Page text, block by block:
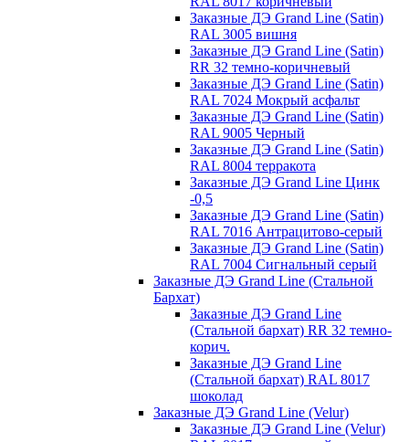
Заказные ДЭ Grand Line (Satin)
RAL 3005 вишня
Заказные ДЭ Grand Line (Satin)
RR 32 темно-коричневый
Заказные ДЭ Grand Line (Satin)
RAL 7024 Мокрый асфальт
Заказные ДЭ Grand Line (Satin)
RAL 9005 Черный
Заказные ДЭ Grand Line (Satin)
RAL 8004 терракота
Заказные ДЭ Grand Line Цинк
-0,5
Заказные ДЭ Grand Line (Satin)
RAL 7016 Антрацитово-серый
Заказные ДЭ Grand Line (Satin)
RAL 7004 Сигнальный серый
Заказные ДЭ Grand Line (Стальной
Бархат)
Заказные ДЭ Grand Line
(Стальной бархат) RR 32 темно-
корич.
Заказные ДЭ Grand Line
(Стальной бархат) RAL 8017
шоколад
Заказные ДЭ Grand Line (Velur)
Заказные ДЭ Grand Line (Velur)